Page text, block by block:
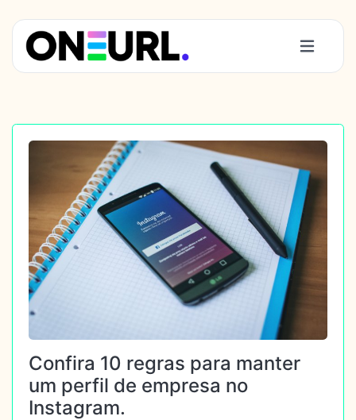
Confira 10 regras para manter
um perfil de empresa no
Instagram.